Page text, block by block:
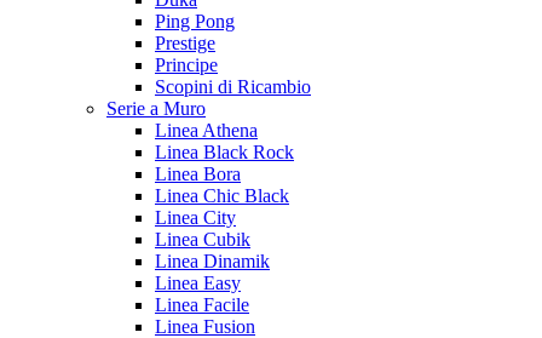
Ping Pong
Prestige
Principe
Scopini di Ricambio
Serie a Muro
Linea Athena
Linea Black Rock
Linea Bora
Linea Chic Black
Linea City
Linea Cubik
Linea Dinamik
Linea Easy
Linea Facile
Linea Fusion